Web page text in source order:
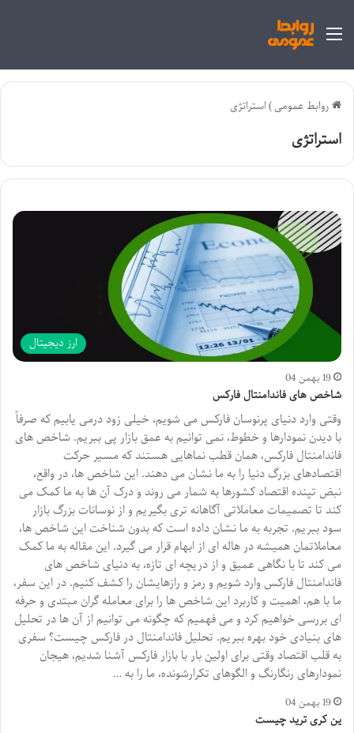
منو
روابط عمومی)استراتژی
استراتژی
ارز دیجیتال
19 بهمن 04
شاخص های فاندامنتال فارکس
وقتی وارد دنیای پرنوسان فارکس می شویم، خیلی زود درمی یابیم که صرفاً
با دیدن نمودارها و خطوط، نمی توانیم به عمق بازار پی ببریم. شاخص های
فاندامنتال فارکس، همان قطب نماهایی هستند که مسیر حرکت
اقتصادهای بزرگ دنیا را به ما نشان می دهند. این شاخص ها، در واقع،
نبض تپنده اقتصاد کشورها به شمار می روند و درک آن ها به ما کمک می
کند تا تصمیمات معاملاتی آگاهانه تری بگیریم و از نوسانات بزرگ بازار
سود ببریم. تجربه به ما نشان داده است که بدون شناخت این شاخص ها،
معاملاتمان همیشه در هاله ای از ابهام قرار می گیرد. این مقاله به ما کمک
می کند تا با نگاهی عمیق و از دریچه ای تازه، به دنیای شاخص های
فاندامنتال فارکس وارد شویم و رمز و رازهایشان را کشف کنیم. در این سفر،
ما با هم، اهمیت و کاربرد این شاخص ها را برای معامله گران مبتدی و حرفه
ای بررسی خواهیم کرد و می فهمیم که چگونه می توانیم از آن ها در تحلیل
های بنیادی خود بهره ببریم. تحلیل فاندامنتال در فارکس چیست؟ سفری
به قلب اقتصاد وقتی برای اولین بار با بازار فارکس آشنا شدیم، هیجان
نمودارهای رنگارنگ و الگوهای تکرارشونده، ما را به …
19 بهمن 04
ین کری ترید چیست